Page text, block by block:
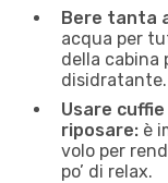
Bere tanta
acqua per
della cabina
disidratante.
Usare
riposare: è
volo per
po’ di relax.